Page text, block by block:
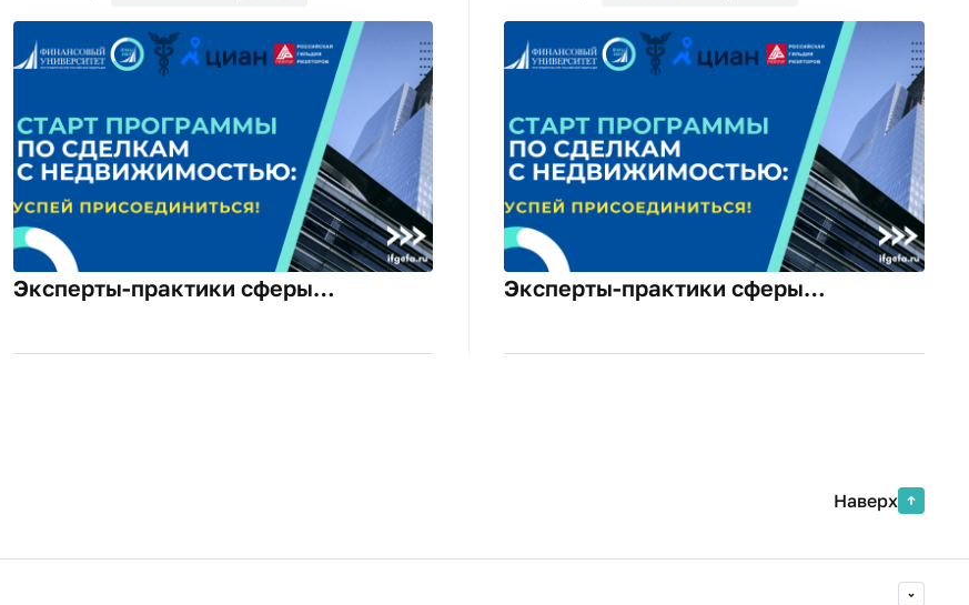
Эксперты-практики сферы
новых слушателей
Эксперты-практики сферы
новых слушателей
Наверх